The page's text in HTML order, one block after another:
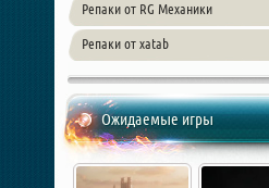
Репаки от RG Механики
Репаки от xatab
Ожидаемые игры